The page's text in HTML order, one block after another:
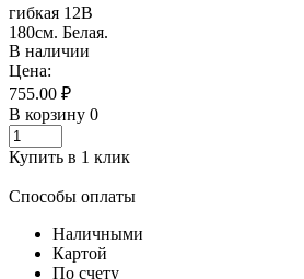
В наличии
Цена:
755.00 ₽
В корзину 0
Купить в 1 клик
Способы оплаты
Наличными
Картой
По счету